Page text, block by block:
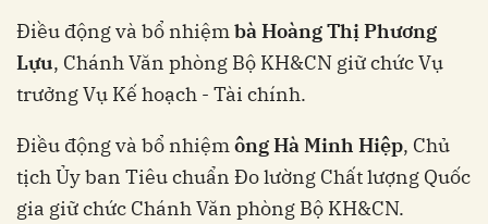
Điều động và bổ nhiệmbà Hoàng Thị Phương
Lựu, Chánh Văn phòng Bộ KH&CN giữ chức Vụ
trưởng Vụ Kế hoạch - Tài chính.
Điều động và bổ nhiệmông Hà Minh Hiệp, Chủ
tịch Ủy ban Tiêu chuẩn Đo lường Chất lượng Quốc
gia giữ chức Chánh Văn phòng Bộ KH&CN.